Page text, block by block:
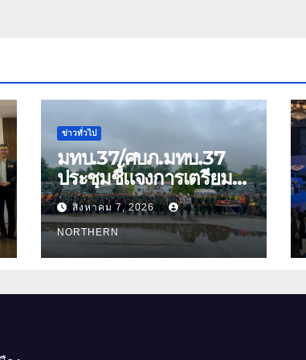
ข่าวทั่วไป
มทบ.37/ศบภ.มทบ.37
ประชุมชี้แจงการเตรียม
การ และตรวจความ
พร้อมด้านการบรรเทา
สาธารณภัย
สิงหาคม 7, 2026
NORTHERN